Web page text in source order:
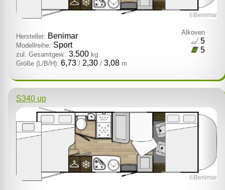
©Benimar
Hersteller: Benimar
Modellreihe: Sport
zul. Gesamtgew.: 3.500 kg
Größe (L/B/H): 6,73 / 2,30 / 3,08 m
Alkoven
5
5
S340 up
©Benimar